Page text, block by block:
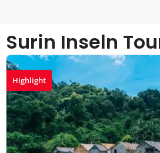
Surin Inseln
Highlight